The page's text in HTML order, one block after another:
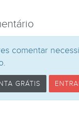
comentar
GRÁTIS